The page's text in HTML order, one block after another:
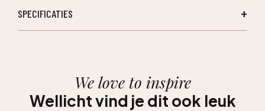
SPECIFICATIES
We love to inspire
Wellicht vind je dit ook leuk